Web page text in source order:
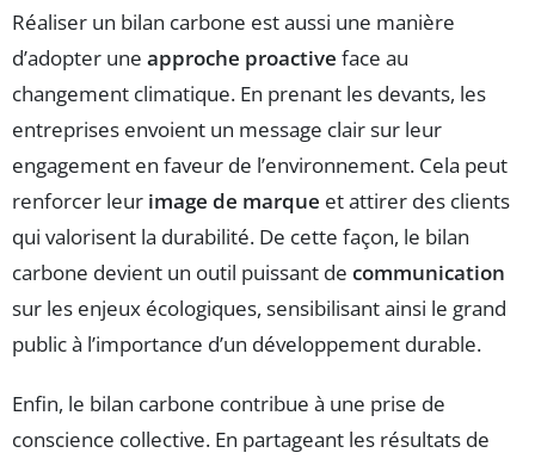
Réaliser un bilan carbone est aussi une manière
d’adopter une approche proactive face au
changement climatique. En prenant les devants, les
entreprises envoient un message clair sur leur
engagement en faveur de l’environnement. Cela peut
renforcer leur image de marque et attirer des clients
qui valorisent la durabilité. De cette façon, le bilan
carbone devient un outil puissant de communication
sur les enjeux écologiques, sensibilisant ainsi le grand
public à l’importance d’un développement durable.
Enfin, le bilan carbone contribue à une prise de
conscience collective. En partageant les résultats de